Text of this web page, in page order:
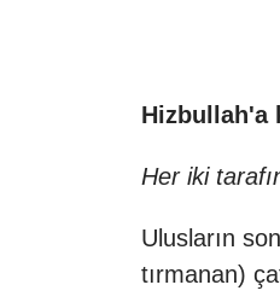
Hizbullah'a
Her iki
Ulusların
tırmanan)